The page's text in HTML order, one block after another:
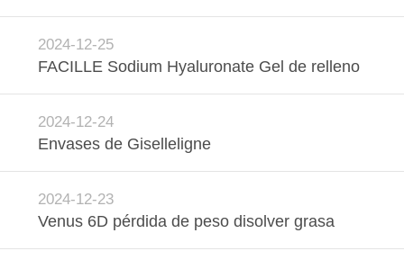
CONTACTO
CON
NOTICIAS
PIDA
2024-12-25
FACILLE Sodium Hyaluronate Gel de relleno
2024-12-24
Envases de Giselleligne
2024-12-23
Venus 6D pérdida de peso disolver grasa